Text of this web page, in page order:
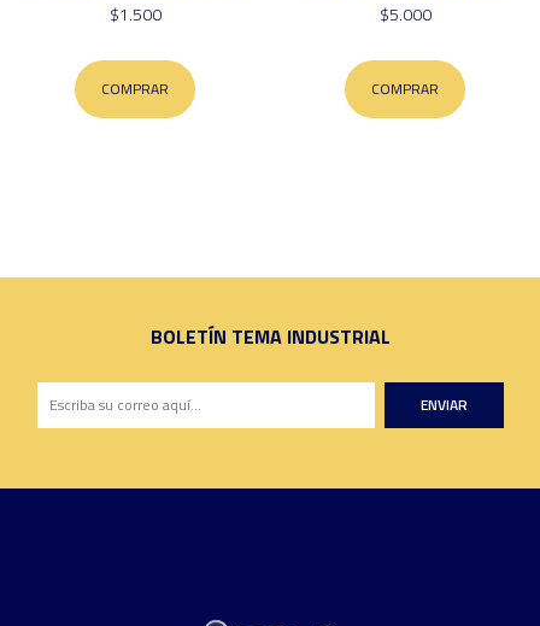
$1.500
COMPRAR
$5.000
COMPRAR
BOLETÍN TEMA INDUSTRIAL
ENVIAR